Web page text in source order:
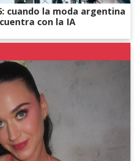
cuando la moda argentina
con la IA